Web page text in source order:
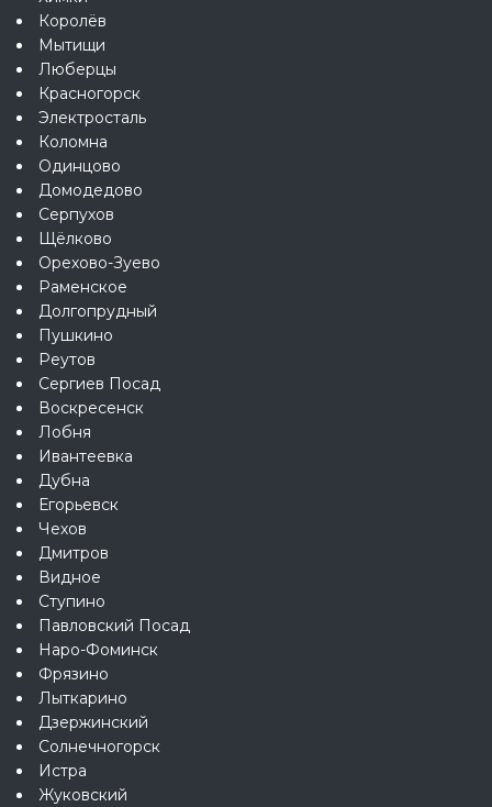
Королёв
Мытищи
Люберцы
Красногорск
Электросталь
Коломна
Одинцово
Домодедово
Серпухов
Щёлково
Орехово-Зуево
Раменское
Долгопрудный
Пушкино
Реутов
Сергиев Посад
Воскресенск
Лобня
Ивантеевка
Дубна
Егорьевск
Чехов
Дмитров
Видное
Ступино
Павловский Посад
Наро-Фоминск
Фрязино
Лыткарино
Дзержинский
Солнечногорск
Истра
Жуковский